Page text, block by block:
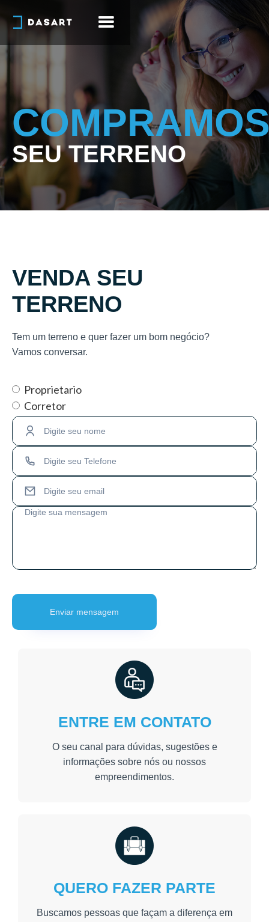
SEU TERRENO
VENDA SEU
TERRENO
Tem um terreno e quer fazer um bom negócio?
Vamos conversar.
Proprietario
Corretor
ENTRE EM CONTATO
O seu canal para dúvidas, sugestões e
informações sobre nós ou nossos
empreendimentos.
QUERO FAZER PARTE
Buscamos pessoas que façam a diferença em